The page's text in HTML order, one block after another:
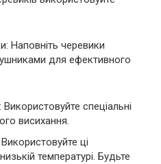
Наповніть черевики
для ефективного
: Використовуйте спеціальні
висихання.
ці
температурі. Будьте